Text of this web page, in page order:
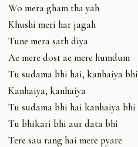
Wo mera gham tha yah
Khushi meri har jagah
Tune mera sath diya
Ae mere dost ae mere humdum
Tu sudama bhi hai, kanhaiya bhi
Kanhaiya, kanhaiya
Tu sudama bhi hai kanhaiya bhi
Tu bhikari bhi aur data bhi
Tere sau rang hai mere pyare